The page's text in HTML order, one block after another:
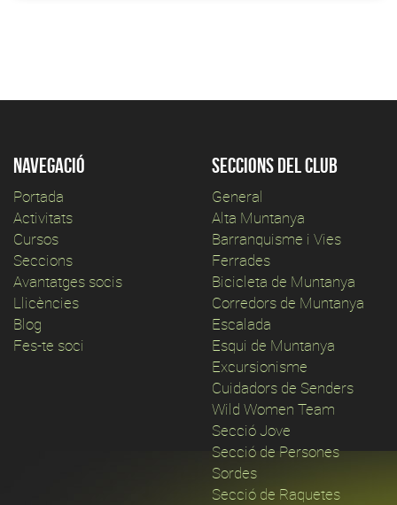
Navegació
Portada
Activitats
Cursos
Seccions
Avantatges socis
Llicències
Blog
Fes-te soci
Seccions del club
General
Alta Muntanya
Barranquisme i Vies
Ferrades
Bicicleta de Muntanya
Corredors de Muntanya
Escalada
Esqui de Muntanya
Excursionisme
Cuidadors de Senders
Wild Women Team
Secció Jove
Secció de Persones
Sordes
Secció de Raquetes